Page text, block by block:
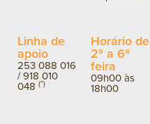
Linha de
apoio
253 088 016
/918 010
048 (*)
Horário de
2ª a 6ª
feira
09h00 às
18h00